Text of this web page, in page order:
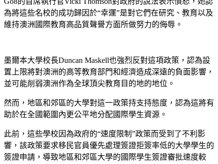
為將這些名校的成功歸因於“幸運”是對它們在研究、教育以及
維持澳洲國際教育高品質聲譽方面所做努力的侮辱。
墨爾本大學校長Duncan Maskell也強烈反對這項政策，認為設
置上限將對澳洲的高等教育部門和經濟造成深遠的負面影響，
並可能削弱澳洲作為全球頂尖教育目的地的地位。
然而，地區和郊區的大學對這一政策持支持態度，認為這將有
助於在全國範圍內更公平地分配國際學生資源。
此前，這些學校因為政府的“速度限制”政策而受到了不利影
響，該政策要求移民官員優先處理簽證拒簽率低的大學學生的
簽證申請，導致地區和郊區大學的國際學生簽證審批速度較